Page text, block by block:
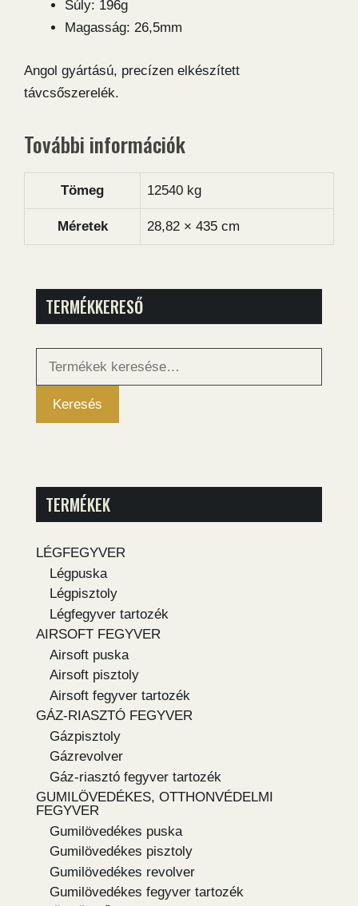
Súly: 196g
Magasság: 26,5mm
Angol gyártású, precízen elkészített
távcsőszerelék.
További információk
Tömeg 12540 kg
Méretek 28,82 × 435 cm
TERMÉKKERESŐ
következőre:
Keresés
TERMÉKEK
LÉGFEGYVER
Légpuska
Légpisztoly
Légfegyver tartozék
AIRSOFT FEGYVER
Airsoft puska
Airsoft pisztoly
Airsoft fegyver tartozék
GÁZ-RIASZTÓ FEGYVER
Gázpisztoly
Gázrevolver
Gáz-riasztó fegyver tartozék
GUMILÖVEDÉKES, OTTHONVÉDELMI
FEGYVER
Gumilövedékes puska
Gumilövedékes pisztoly
Gumilövedékes revolver
Gumilövedékes fegyver tartozék